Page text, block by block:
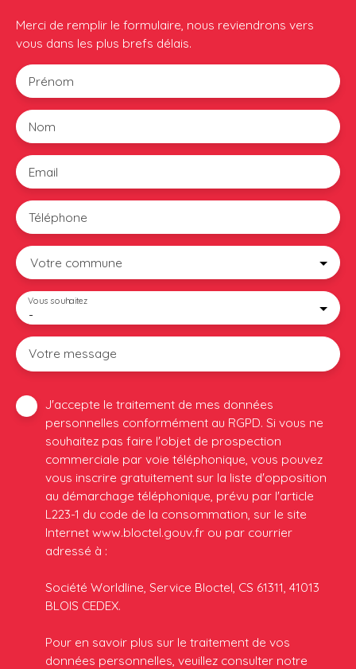
Merci de remplir le formulaire, nous reviendrons vers
vous dans les plus brefs délais.
Prénom
Nom
Email
Téléphone
Votre commune
-
Vous souhaitez
Votre message
J'accepte le traitement de mes données
personnelles conformément au RGPD. Si vous ne
souhaitez pas faire l'objet de prospection
commerciale par voie téléphonique, vous pouvez
vous inscrire gratuitement sur la liste d'opposition
au démarchage téléphonique, prévu par l'article
L223-1 du code de la consommation, sur le site
Internet www.bloctel.gouv.fr ou par courrier
adressé à :
Société Worldline, Service Bloctel, CS 61311, 41013
BLOIS CEDEX.
Pour en savoir plus sur le traitement de vos
données personnelles, veuillez consulter notre